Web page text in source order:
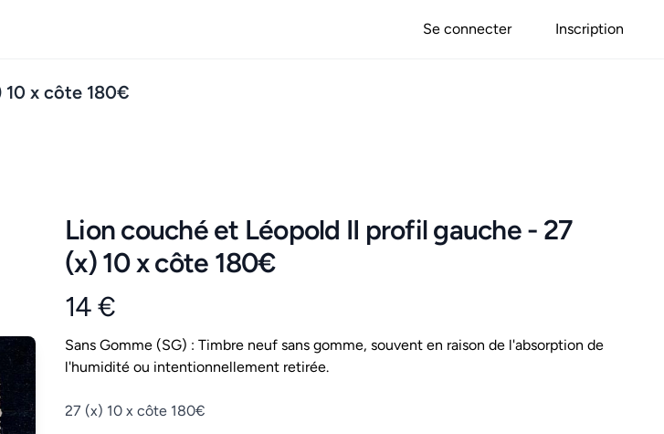
Se connecter Inscription
10 x côte 180€
Lion couché et Léopold II profil gauche - 27
(x) 10 x côte 180€
Product information
14 €
Conditions
Sans Gomme (SG) : Timbre neuf sans gomme, souvent en raison de l'absorption de
l'humidité ou intentionnellement retirée.
Description
27 (x) 10 x côte 180€